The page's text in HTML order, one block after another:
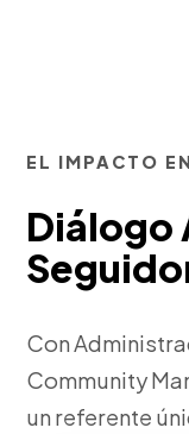
EL IMPACTO
Diálogo
Con
Community
un referente